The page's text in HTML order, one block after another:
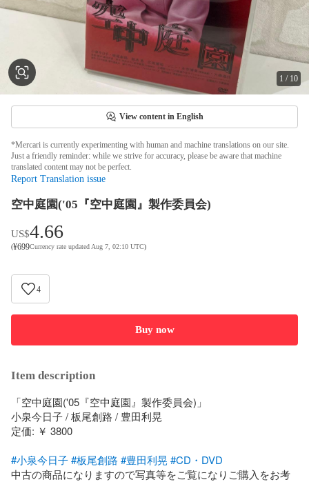
1 / 10
View content in English
*Mercari is currently experimenting with human and machine translations on our site.
Just a friendly reminder: while we strive for accuracy, please be aware that machine
translated content may not be perfect.
Report Translation issue
空中庭園('05『空中庭園』製作委員会)
US$4.66
(¥699Currency rate updated Aug 7, 02:10 UTC)
4
Buy now
Item description
「空中庭園('05『空中庭園』製作委員会)」
小泉今日子 / 板尾創路 / 豊田利晃
定価: ￥ 3800
#小泉今日子#板尾創路 #豊田利晃 #CD・DVD
中古の商品になりますので写真等をご覧になりご購入をお考